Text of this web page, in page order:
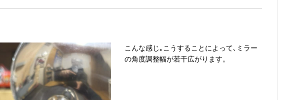
こんな感じ｡こうすることによって､ミラー
の角度調整幅が若干広がります。